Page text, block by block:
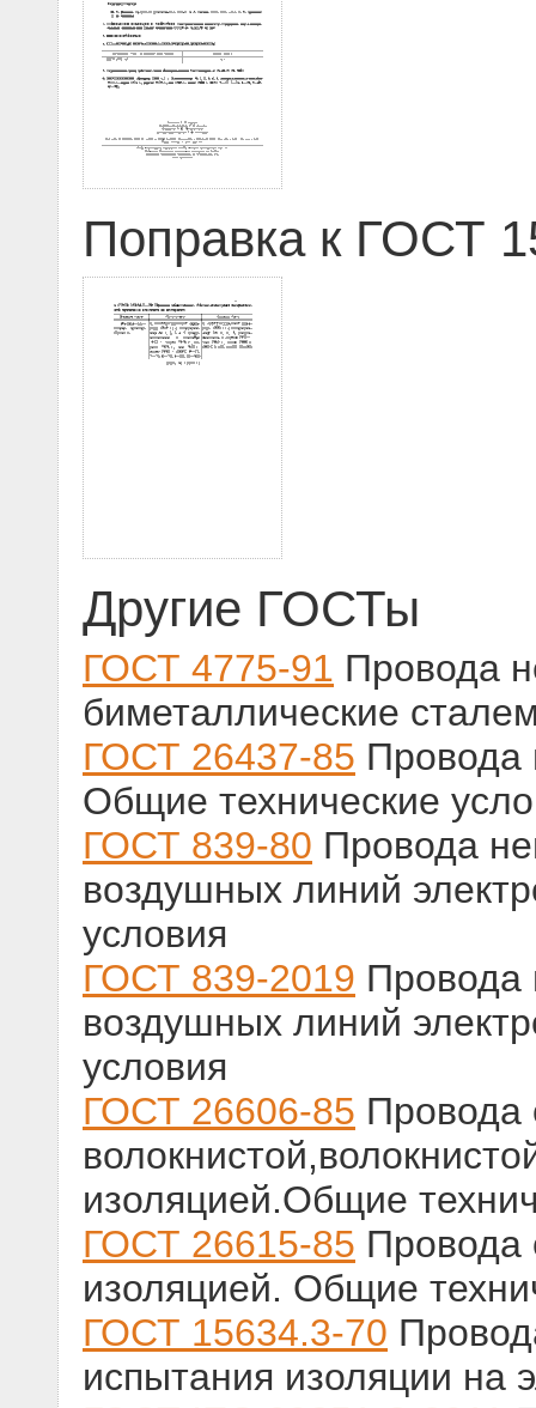
Поправка к ГОСТ
Другие ГОСТы
ГОСТ 4775-91 Провода
биметаллические
ГОСТ 26437-85 Провода
Общие технические
ГОСТ 839-80 Провода
воздушных линий
условия
ГОСТ 839-2019 Провода
воздушных линий
условия
ГОСТ 26606-85 Провода
изоляцией.Общие
ГОСТ 26615-85 Провода
изоляцией. Общие
ГОСТ 15634.3-70
испытания изоляции на